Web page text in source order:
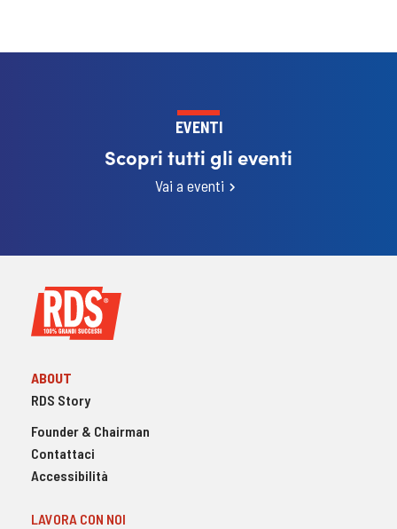
EVENTI
Scopri tutti gli eventi
Vai a eventi
ABOUT
RDS Story
Founder & Chairman
Contattaci
Accessibilità
LAVORA CON NOI